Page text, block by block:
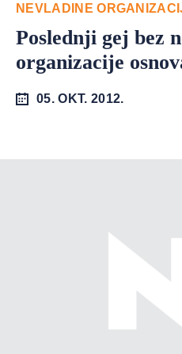
NEVLADINE
Poslednji gej bez
organizacije
05. OKT. 2012.